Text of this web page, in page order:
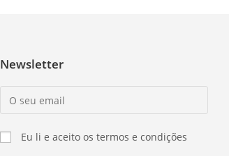
Newsletter
Eu li e aceito os termos e condições